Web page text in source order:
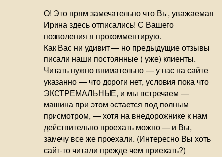
О! Это прям замечательно что Вы, уважаемая
Ирина здесь отписались! С Вашего
позволения я прокомментирую.
Как Вас ни удивит — но предыдущие отзывы
писали наши постоянные ( уже) клиенты.
Читать нужно внимательно — у нас на сайте
указанно — что дороги нет, условия пока что
ЭКСТРЕМАЛЬНЫЕ, и мы встречаем —
машина при этом остается под полным
присмотром, — хотя на внедорожнике к нам
действительно проехать можно — и Вы,
замечу все же проехали. (Интересно Вы хоть
сайт-то читали прежде чем приехать?)